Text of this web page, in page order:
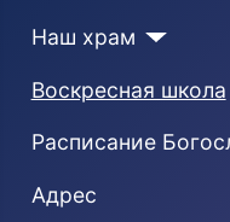
Наш храм
Воскресная школа
Расписание
Адрес